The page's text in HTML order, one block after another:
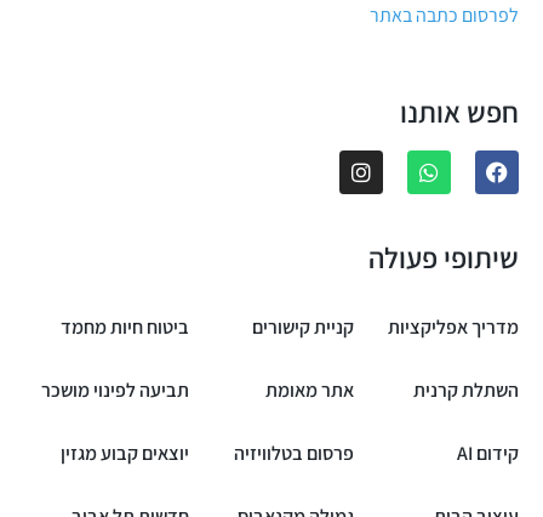
לפרסום כתבה באתר
חפש אותנו
שיתופי פעולה
מדריך אפליקציות קניית קישורים ביטוח חיות מחמד
השתלת קרנית אתר מאומת תביעה לפינוי מושכר
קידום AI פרסום בטלוויזיה יוצאים קבוע מגזין